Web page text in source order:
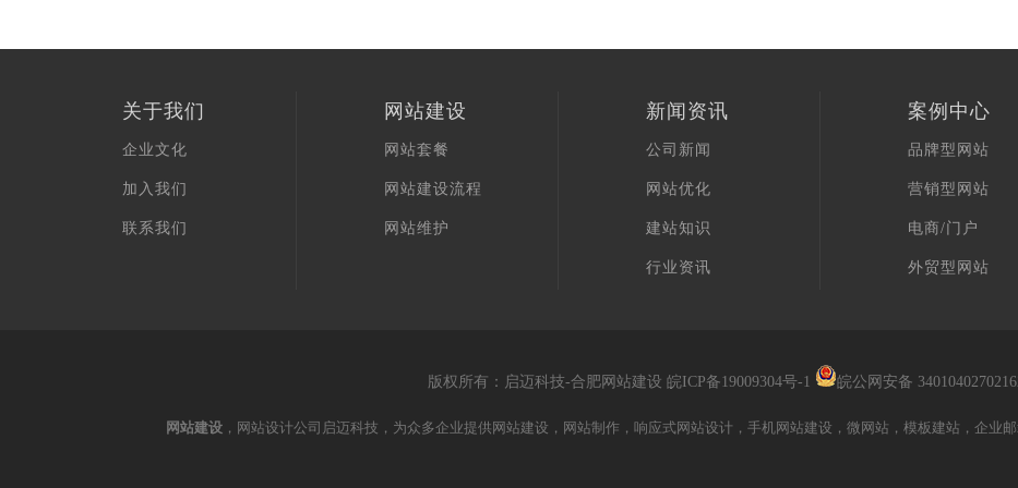
关于我们
企业文化
加入我们
联系我们
网站建设
网站套餐
网站建设流程
网站维护
新闻资讯
公司新闻
网站优化
建站知识
行业资讯
案例中心
品牌型网站
营销型网站
电商/门户
外贸型网站
版权所有：启迈科技-合肥网站建设 皖ICP备19009304号-1 皖公网安备
网站建设，网站设计公司启迈科技，为众多企业提供网站建设，网站制作，响应式网站设计，手机网站建设，微网站，模板建站，企业